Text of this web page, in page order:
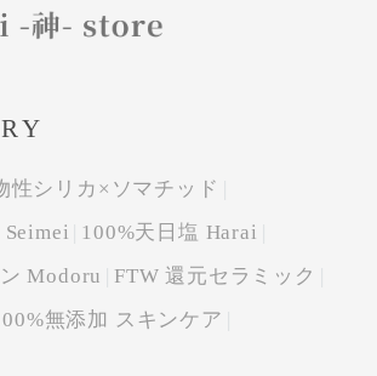
性シリカ×ソマチッド
100%天日塩 Harai
Modoru
FTW 還元セラミック
無添加 スキンケア